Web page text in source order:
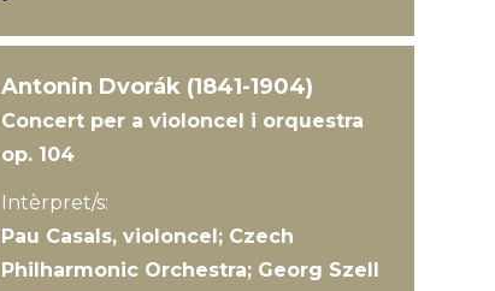
Antonin Dvorák (1841-1904)
Concert per a violoncel i orquestra
op. 104
Intèrpret/s:
Pau Casals, violoncel; Czech
Philharmonic Orchestra; Georg Szell